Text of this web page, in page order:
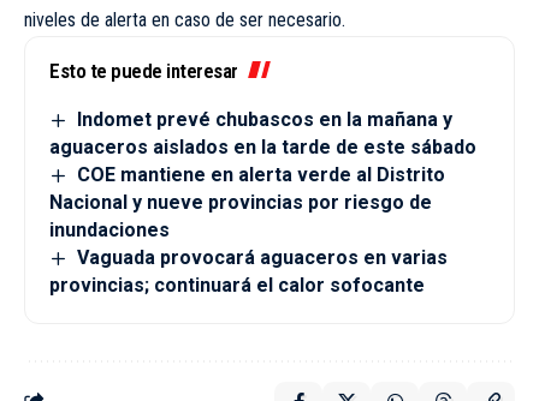
niveles de alerta en caso de ser necesario.
Esto te puede interesar
Indomet prevé chubascos en la mañana y
aguaceros aislados en la tarde de este sábado
COE mantiene en alerta verde al Distrito
Nacional y nueve provincias por riesgo de
inundaciones
Vaguada provocará aguaceros en varias
provincias; continuará el calor sofocante